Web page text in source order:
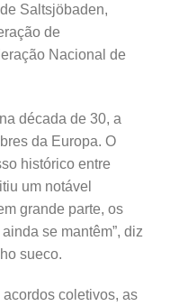
Saltsjöbaden,
de
Nacional de
década de 30, a
da Europa. O
histórico entre
um notável
grande parte, os
se mantêm”, diz
sueco.
coletivos, as